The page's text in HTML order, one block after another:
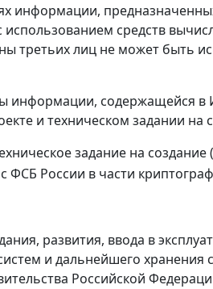
информации,
средств
третьих лиц не может быть
информации, содержащейся
и техническом задании на
задание на создание
ФСБ России в части
развития, ввода в
и дальнейшего хранения
Российской